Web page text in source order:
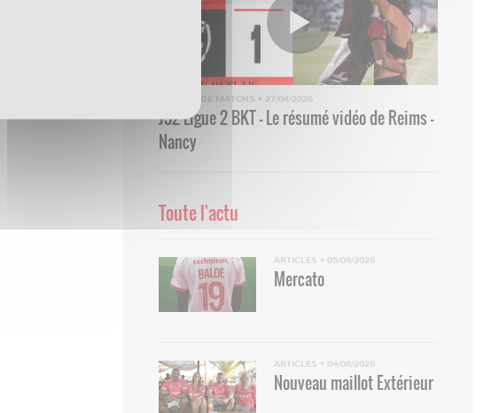
RÉSUMÉ DE MATCHS • 27/04/2026
J32 Ligue 2 BKT - Le résumé vidéo de Reims -
Nancy
Toute l'actu
ARTICLES • 05/08/2026
Mercato
ARTICLES • 04/08/2026
Nouveau maillot Extérieur